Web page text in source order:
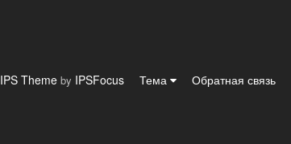
IPS Theme by IPSFocus Тема
Обратная связь